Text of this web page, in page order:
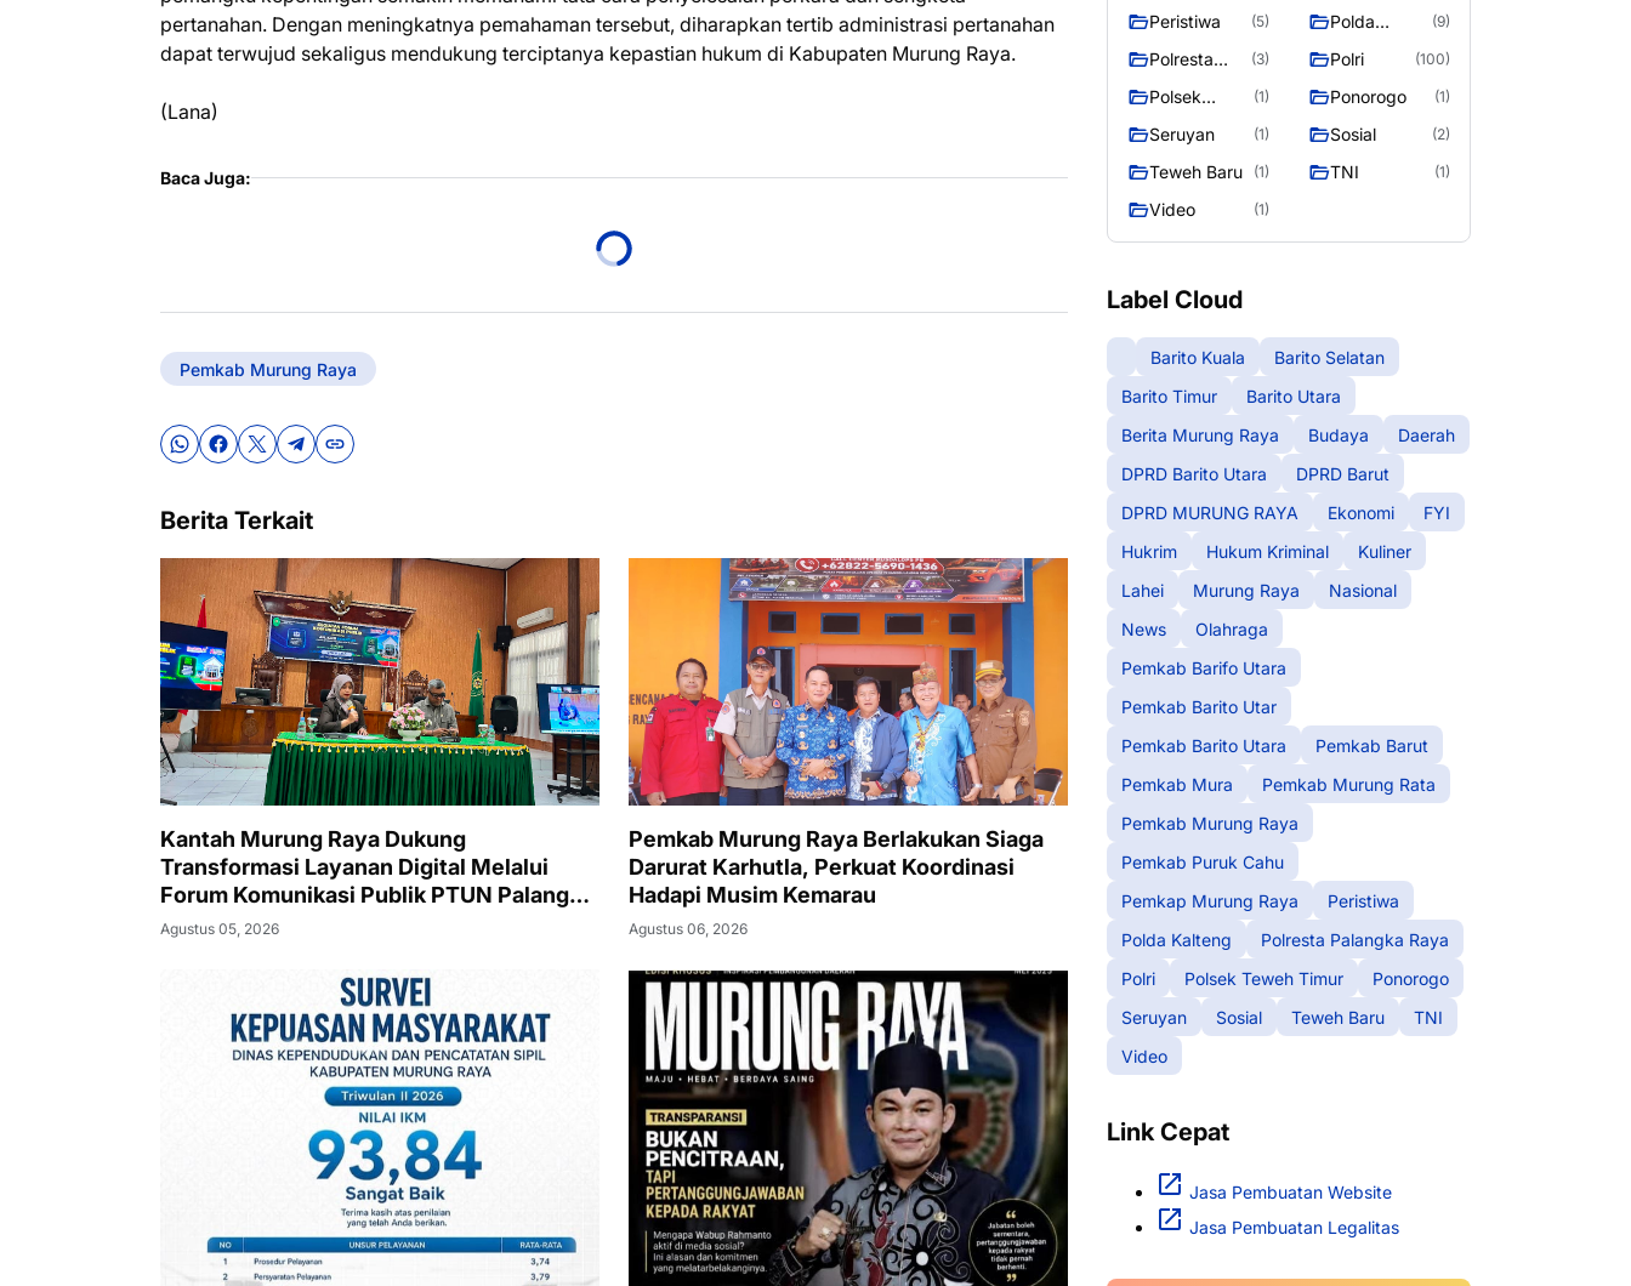
pertanahan. Dengan meningkatnya pemahaman tersebut, diharapkan tertib administrasi pertanahan
dapat terwujud sekaligus mendukung terciptanya kepastian hukum di Kabupaten Murung Raya.
(Lana)
Baca Juga:
Pemkab Murung Raya
Berita Terkait
Kantah Murung Raya Dukung
Transformasi Layanan Digital Melalui
Forum Komunikasi Publik PTUN Palangka
Raya
Agustus 05, 2026
Pemkab Murung Raya Berlakukan Siaga
Darurat Karhutla, Perkuat Koordinasi
Hadapi Musim Kemarau
Agustus 06, 2026
Raya
Peristiwa (5)
Polda
(9)
Polresta
Raya
(3) Polri (100)
Polsek
(1) Ponorogo (1)
Seruyan (1) Sosial (2)
Teweh Baru (1) TNI (1)
Video (1)
Label Cloud
Barito Kuala
Barito Selatan
Barito Timur
Barito Utara
Berita Murung Raya
Budaya
Daerah
DPRD Barito Utara
DPRD Barut
DPRD MURUNG RAYA
Ekonomi
FYI
Hukrim
Hukum Kriminal
Kuliner
Lahei
Murung Raya
Nasional
News
Olahraga
Pemkab Barifo Utara
Pemkab Barito Utar
Pemkab Barito Utara
Pemkab Barut
Pemkab Mura
Pemkab Murung Rata
Pemkab Murung Raya
Pemkab Puruk Cahu
Pemkap Murung Raya
Peristiwa
Polda Kalteng
Polresta Palangka Raya
Polri
Polsek Teweh Timur
Ponorogo
Seruyan
Sosial Teweh Baru
TNI
Video
Link Cepat
Jasa Pembuatan Website
Jasa Pembuatan Legalitas